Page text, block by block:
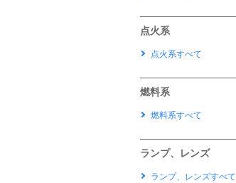
点火系
点火系すべて
燃料系
燃料系すべて
ランプ、レンズ
ランプ、レンズすべて